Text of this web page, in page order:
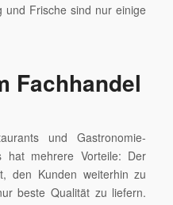
und Frische sind nur einige
Fachhandel
und Gastronomie-
hat mehrere Vorteile: Der
den Kunden weiterhin zu
beste Qualität zu liefern.